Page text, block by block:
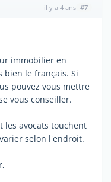
il y a 4 ans #7
immobilier en
bien le français. Si
pouvez vous mettre
vous conseiller.
les avocats touchent
selon l'endroit.